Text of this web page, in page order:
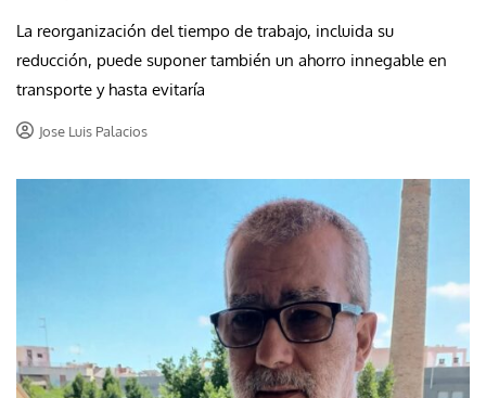
La reorganización del tiempo de trabajo, incluida su
reducción, puede suponer también un ahorro innegable en
transporte y hasta evitaría
Jose Luis Palacios